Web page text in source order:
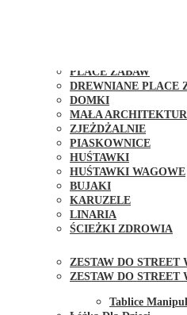
PLACE ZABAW
DREWNIANE PLACE
DOMKI
MAŁA
ZJEŻDŻALNIE
PIASKOWNICE
HUŚTAWKI
HUŚTAWKI WAGOWE
BUJAKI
KARUZELE
LINARIA
ŚCIEŻKI ZDROWIA
ZESTAW DO
ZESTAW DO
Tablice